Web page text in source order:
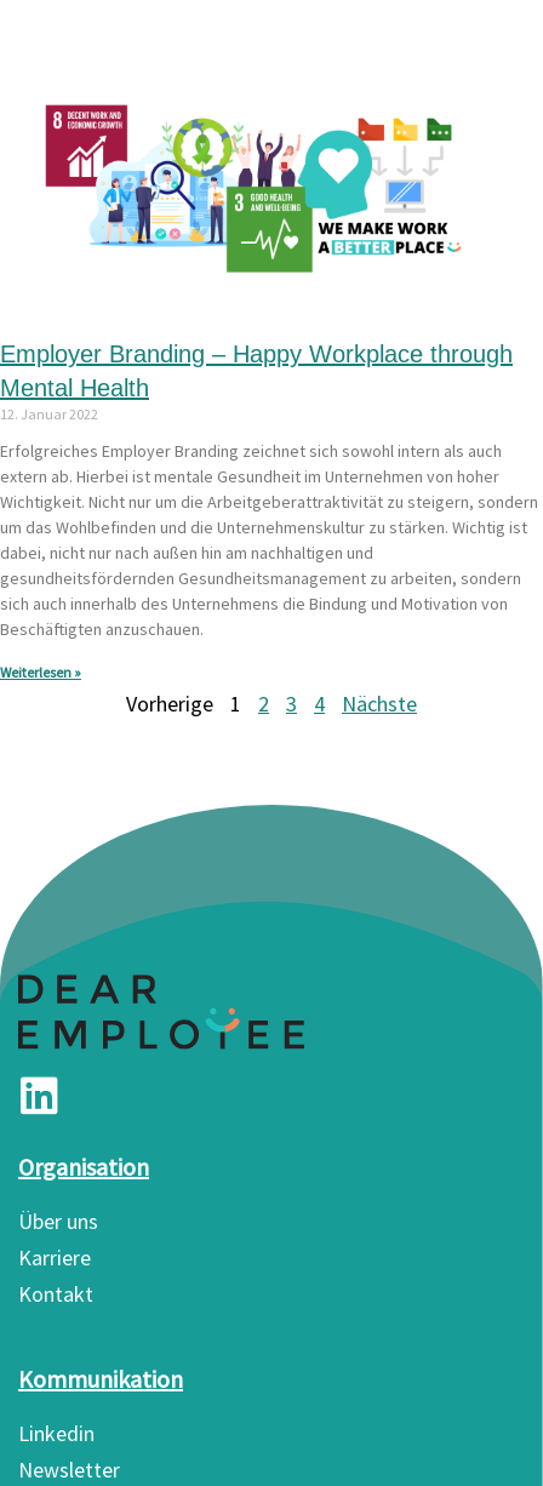
Employer Branding – Happy Workplace through
Mental Health
12. Januar 2022
Erfolgreiches Employer Branding zeichnet sich sowohl intern als auch
extern ab. Hierbei ist mentale Gesundheit im Unternehmen von hoher
Wichtigkeit. Nicht nur um die Arbeitgeberattraktivität zu steigern, sondern
um das Wohlbefinden und die Unternehmenskultur zu stärken. Wichtig ist
dabei, nicht nur nach außen hin am nachhaltigen und
gesundheitsfördernden Gesundheitsmanagement zu arbeiten, sondern
sich auch innerhalb des Unternehmens die Bindung und Motivation von
Beschäftigten anzuschauen.
Weiterlesen »
Vorherige 1 2 3 4 Nächste
Organisation
Über uns
Karriere
Kontakt
Kommunikation
Linkedin
Newsletter